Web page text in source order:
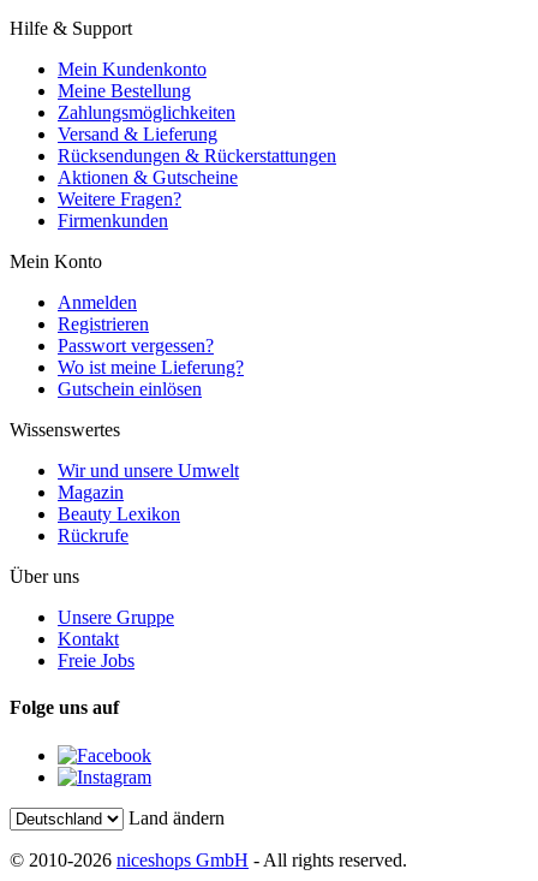
Hilfe & Support
Mein Kundenkonto
Meine Bestellung
Zahlungsmöglichkeiten
Versand & Lieferung
Rücksendungen & Rückerstattungen
Aktionen & Gutscheine
Weitere Fragen?
Firmenkunden
Mein Konto
Anmelden
Registrieren
Passwort vergessen?
Wo ist meine Lieferung?
Gutschein einlösen
Wissenswertes
Wir und unsere Umwelt
Magazin
Beauty Lexikon
Rückrufe
Über uns
Unsere Gruppe
Kontakt
Freie Jobs
Folge uns auf
Land ändern
© 2010-2026 niceshops GmbH - All rights reserved.